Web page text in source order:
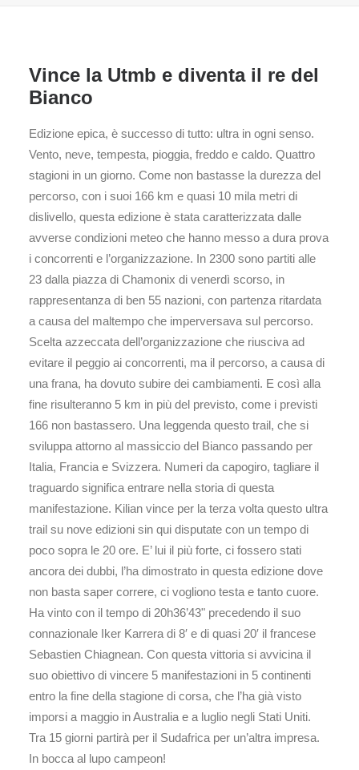
Vince la Utmb e diventa il re del
Bianco
Edizione epica, è successo di tutto: ultra in ogni senso.
Vento, neve, tempesta, pioggia, freddo e caldo. Quattro
stagioni in un giorno. Come non bastasse la durezza del
percorso, con i suoi 166 km e quasi 10 mila metri di
dislivello, questa edizione è stata caratterizzata dalle
avverse condizioni meteo che hanno messo a dura prova
i concorrenti e l’organizzazione. In 2300 sono partiti alle
23 dalla piazza di Chamonix di venerdì scorso, in
rappresentanza di ben 55 nazioni, con partenza ritardata
a causa del maltempo che imperversava sul percorso.
Scelta azzeccata dell’organizzazione che riusciva ad
evitare il peggio ai concorrenti, ma il percorso, a causa di
una frana, ha dovuto subire dei cambiamenti. E così alla
fine risulteranno 5 km in più del previsto, come i previsti
166 non bastassero. Una leggenda questo trail, che si
sviluppa attorno al massiccio del Bianco passando per
Italia, Francia e Svizzera. Numeri da capogiro, tagliare il
traguardo significa entrare nella storia di questa
manifestazione. Kilian vince per la terza volta questo ultra
trail su nove edizioni sin qui disputate con un tempo di
poco sopra le 20 ore. E’ lui il più forte, ci fossero stati
ancora dei dubbi, l’ha dimostrato in questa edizione dove
non basta saper correre, ci vogliono testa e tanto cuore.
Ha vinto con il tempo di 20h36’43" precedendo il suo
connazionale Iker Karrera di 8′ e di quasi 20′ il francese
Sebastien Chiagnean. Con questa vittoria si avvicina il
suo obiettivo di vincere 5 manifestazioni in 5 continenti
entro la fine della stagione di corsa, che l’ha già visto
imporsi a maggio in Australia e a luglio negli Stati Uniti.
Tra 15 giorni partirà per il Sudafrica per un’altra impresa.
In bocca al lupo campeon!